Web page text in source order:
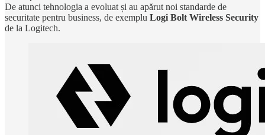
De atunci tehnologia a evoluat și au apărut noi standarde de
securitate pentru business, de exemplu Logi Bolt Wireless Security
de la Logitech.